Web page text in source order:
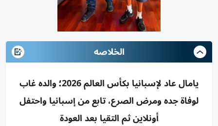
الخلاصه
يامال عاد لإسبانيا بكأس العالم 2026؛ والده غاب
لوفاة جده ومرض الصرع، تابع من إسبانيا واحتفل
أونلاين ثم التقيا بعد العودة